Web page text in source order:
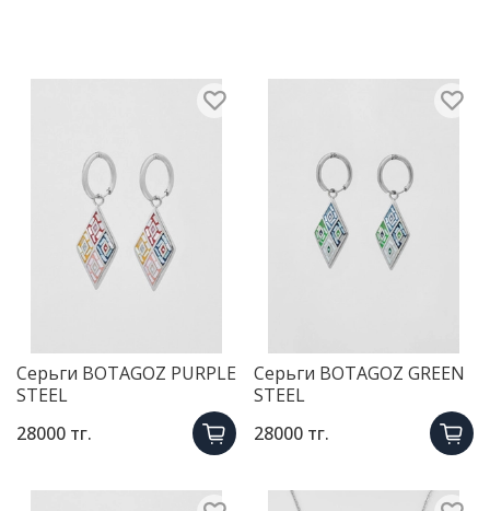
Серьги BOTAGOZ PURPLE
STEEL
28000 тг.
Серьги BOTAGOZ GREEN
STEEL
28000 тг.